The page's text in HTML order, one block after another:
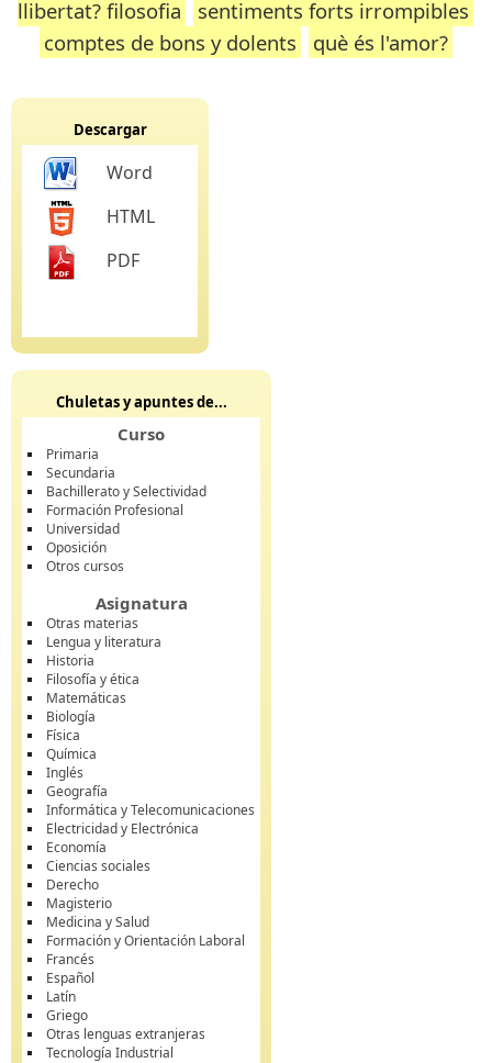
llibertat? filosofia
sentiments forts irrompibles
comptes de bons y dolents
què és l'amor?
Descargar
Word
HTML
PDF
Chuletas y apuntes de...
Curso
Primaria
Secundaria
Bachillerato y Selectividad
Formación Profesional
Universidad
Oposición
Otros cursos
Asignatura
Otras materias
Lengua y literatura
Historia
Filosofía y ética
Matemáticas
Biología
Física
Química
Inglés
Geografía
Informática y Telecomunicaciones
Electricidad y Electrónica
Economía
Ciencias sociales
Derecho
Magisterio
Medicina y Salud
Formación y Orientación Laboral
Francés
Español
Latín
Griego
Otras lenguas extranjeras
Tecnología Industrial